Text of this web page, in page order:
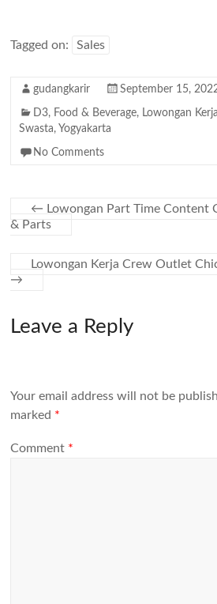
Tagged on: Sales
gudangkarir September 15,
D3, Food & Beverage, Lowongan Kerja
Swasta, Yogyakarta
No Comments
← Lowongan Part Time Content
& Parts
Lowongan Kerja Crew Outlet
→
Leave a Reply
Your email address will not be
marked *
Comment *